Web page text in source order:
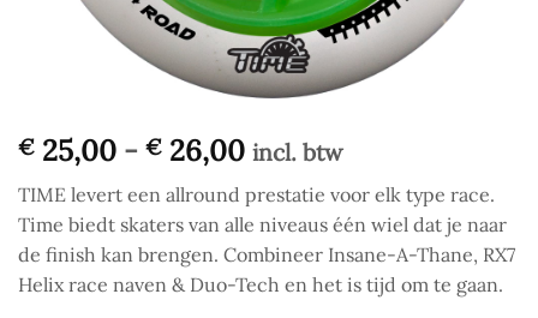
€ 25,00 - € 26,00Prijsklasse:
€ 25,00
tot
€ 26,00
incl. btw
TIME levert een allround prestatie voor elk type race.
Time biedt skaters van alle niveaus één wiel dat je naar
de finish kan brengen. Combineer Insane-A-Thane, RX7
Helix race naven & Duo-Tech en het is tijd om te gaan.